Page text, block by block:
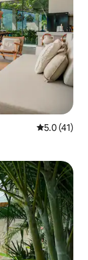
Calificación
5.0 (41)